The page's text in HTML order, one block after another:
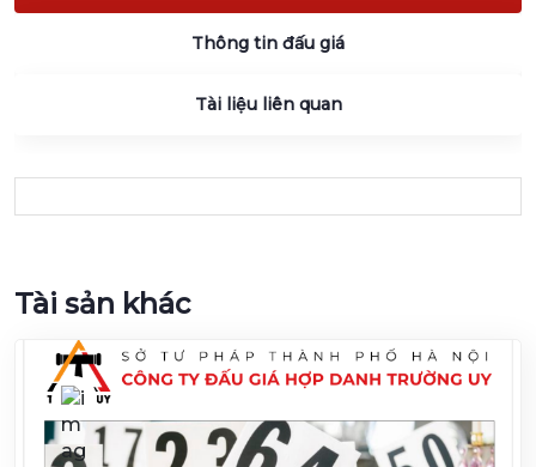
Thông tin đấu giá
Tài liệu liên quan
Tài sản khác